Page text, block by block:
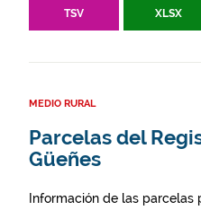
TSV XLSX
MEDIO RURAL
Parcelas del
Güeñes
Información de las